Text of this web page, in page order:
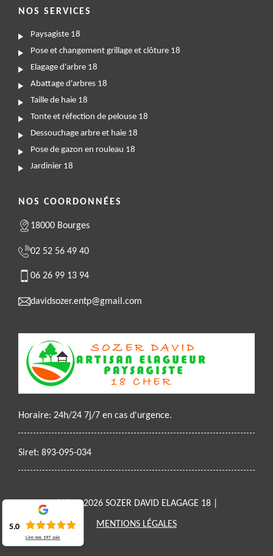
NOS SERVICES
Paysagiste 18
Pose et changement grillage et clôture 18
Elagage d'arbre 18
Abattage d'arbres 18
Taille de haie 18
Tonte et réfection de pelouse 18
Dessouchage arbre et haie 18
Pose de gazon en rouleau 18
Jardinier 18
NOS COORDONNÉES
18000 Bourges
02 52 56 49 40
06 26 99 13 94
davidsozer.entp@gmail.com
Horaire: 24h/24 7j/7 en cas d'urgence.
Siret: 893-095-034
2021 - 2026 SOZER DAVID ELAGAGE 18 |
MENTIONS LÉGALES
5.0
Lire nos197 avis